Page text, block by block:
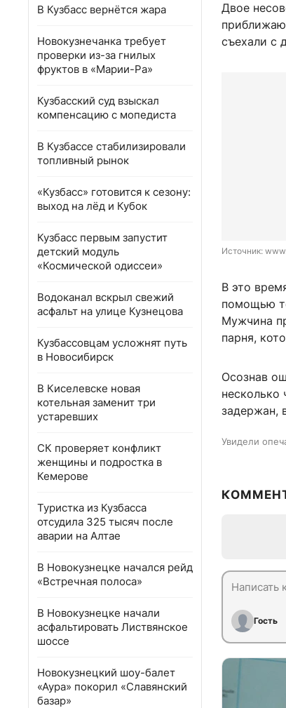
В Кузбасс вернётся жара
Новокузнечанка требует
проверки из-за гнилых
фруктов в «Марии-Ра»
Кузбасский суд взыскал
компенсацию с мопедиста
В Кузбассе стабилизировали
топливный рынок
«Кузбасс» готовится к сезону:
выход на лёд и Кубок
Кузбасс первым запустит
детский модуль
«Космической одиссеи»
Водоканал вскрыл свежий
асфальт на улице Кузнецова
Кузбассовцам усложнят путь
в Новосибирск
В Киселевске новая
котельная заменит три
устаревших
СК проверяет конфликт
женщины и подростка в
Кемерове
Туристка из Кузбасса
отсудила 325 тысяч после
аварии на Алтае
В Новокузнецке начался рейд
«Встречная полоса»
В Новокузнецке начали
асфальтировать Листвянское
шоссе
Новокузнецкий шоу-балет
«Аура» покорил «Славянский
базар»
Двое
съехали с
Источник:
В это
помощью
Мужчина
парня,
Осознав
несколько
задержан,
Увидели
Гость